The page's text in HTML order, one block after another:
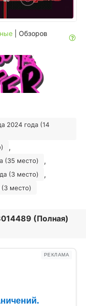
| Обзоров
2024 года (14
,
(35 место) ,
(3 место) ,
место)
(Полная)
РЕКЛАМА